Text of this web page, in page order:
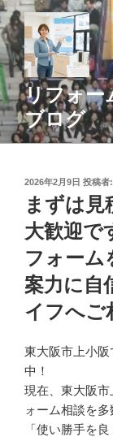
コ
ン
テ
ン
ツ
へ
ス
キ
リフォー
ブログ
投
日:
2026年2月9日 投稿者:
まずは見
大歓迎で
フォーム
案力に自
イフへご
東大阪市上小
中！
現在、東大阪
ォーム相談を多
「使い勝手を